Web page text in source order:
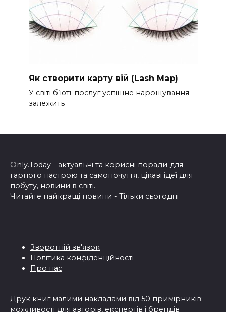
Як створити карту вій (Lash Map)
У світі б’юті-послуг успішне нарощування
залежить
Only.Today - актуальні та корисні поради для
гарного настрою та самопочуття, цікаві ідеї для
побуту, новини в світі.
Читайте найкращі новини - Тільки сьогодні
Зворотній зв'язок
Політика конфіденційності
Про нас
Друк книг малими накладами від 50 примірників:
можливості для авторів, експертів і брендів